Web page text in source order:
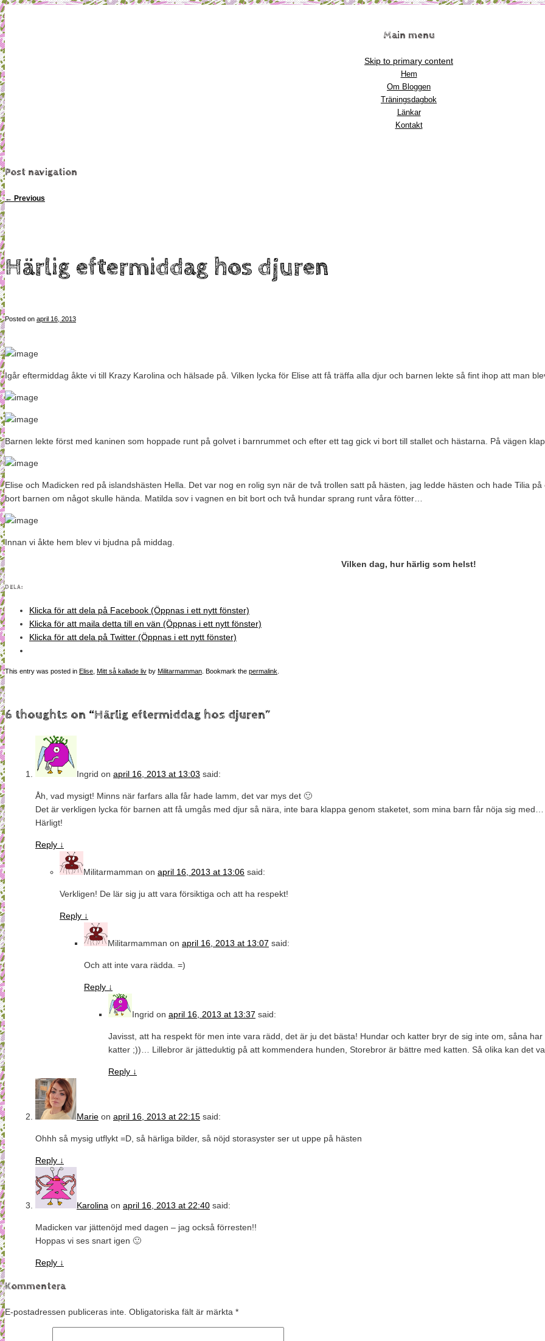
Main menu
Skip to primary content
Hem
Om Bloggen
Träningsdagbok
Länkar
Kontakt
Post navigation
← Previous
Härlig eftermiddag hos djuren
Posted on april 16, 2013
Igår eftermiddag åkte vi till Krazy Karolina och hälsade på. Vilken lycka för Elise att få träffa alla djur och barnen lekte så fint ihop att man
Barnen lekte först med kaninen som hoppade runt på golvet i barnrummet och efter ett tag gick vi bort till stallet och hästarna. På vägen
Elise och Madicken red på islandshästen Hella. Det var nog en rolig syn när de två trollen satt på hästen, jag ledde hästen och hade Tilia
bort barnen om något skulle hända. Matilda sov i vagnen en bit bort och två hundar sprang runt våra fötter…
Innan vi åkte hem blev vi bjudna på middag.
Vilken dag, hur härlig som helst!
DELA:
Klicka för att dela på Facebook (Öppnas i ett nytt fönster)
Klicka för att maila detta till en vän (Öppnas i ett nytt fönster)
Klicka för att dela på Twitter (Öppnas i ett nytt fönster)
This entry was posted in Elise Mitt så kallade liv by Militarmamman . Bookmark the permalink
6 thoughts on “Härlig eftermiddag hos djuren”
Ingrid on april 16, 2013 at 13:03 said:
Åh, vad mysigt! Minns när farfars alla får hade lamm, det var mys det 🙂
Det är verkligen lycka för barnen att få umgås med djur så nära, inte bara klappa genom staketet, som mina barn får nöja sig
Härligt!
Reply ↓
Militarmamman on april 16, 2013 at 13:06 said:
Verkligen! De lär sig ju att vara försiktiga och att ha respekt!
Reply ↓
Militarmamman on april 16, 2013 at 13:07 said:
Och att inte vara rädda. =)
Reply ↓
Ingrid on april 16, 2013 at 13:37 said:
Javisst, att ha respekt för men inte vara rädd, det är ju det bästa! Hundar och katter bryr de sig inte om, såna
katter ;))… Lillebror är jätteduktig på att kommendera hunden, Storebror är bättre med katten. Så olika kan det
Reply ↓
Marie on april 16, 2013 at 22:15 said:
Ohhh så mysig utflykt =D, så härliga bilder, så nöjd storasyster ser ut uppe på hästen
Reply ↓
Karolina on april 16, 2013 at 22:40 said:
Madicken var jättenöjd med dagen – jag också förresten!!
Hoppas vi ses snart igen 🙂
Reply ↓
Kommentera
E-postadressen publiceras inte. Obligatoriska fält är märkta *